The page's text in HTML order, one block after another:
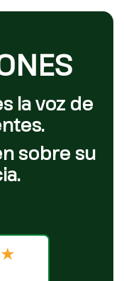
la voz de
sobre su
★